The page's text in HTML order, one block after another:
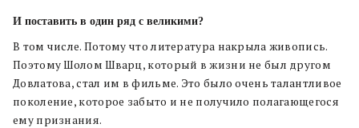
И поставить в один ряд с великими?
В том числе. Потому что литература накрыла живопись.
Поэтому Шолом Шварц, который в жизни не был другом
Довлатова, стал им в фильме. Это было очень талантливое
поколение, которое забыто и не получило полагающегося
ему признания.